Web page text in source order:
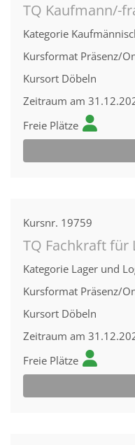
TQ Kaufmann/-
Kategorie
Kursformat Präsenz/
Kursort Döbeln
Zeitraum am
Freie Plätze
Kursnr. 19759
TQ Fachkraft für
Kategorie Lager und
Kursformat Präsenz/
Kursort Döbeln
Zeitraum am
Freie Plätze